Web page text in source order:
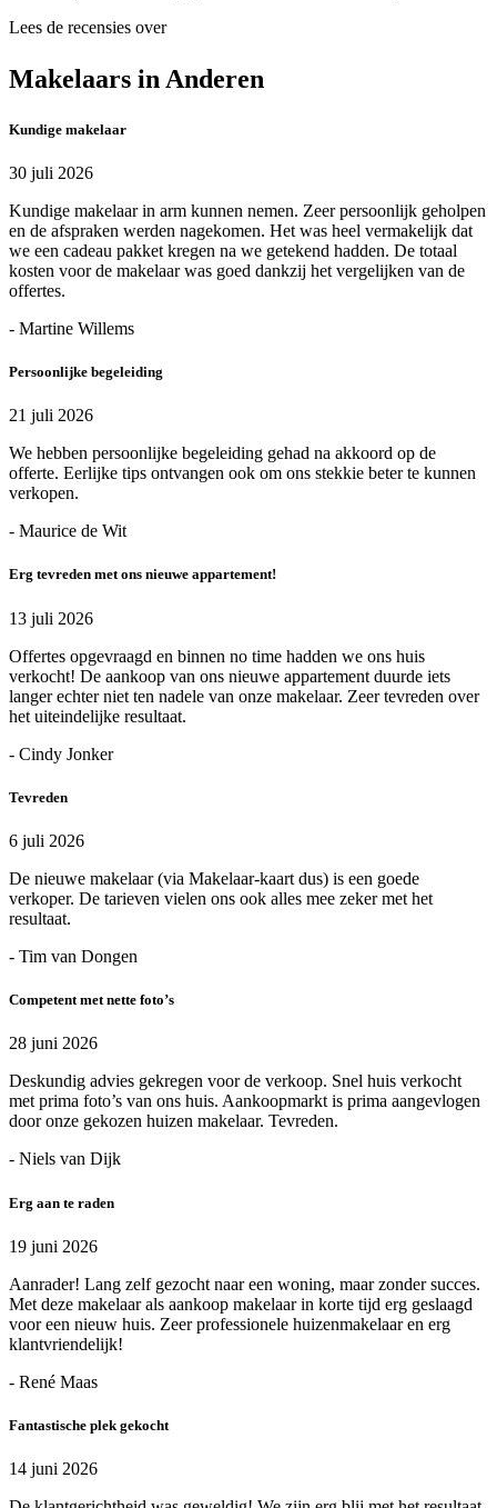
Lees de recensies over
Makelaars in Anderen
Kundige makelaar
30 juli 2026
Kundige makelaar in arm kunnen nemen. Zeer persoonlijk geholpen
en de afspraken werden nagekomen. Het was heel vermakelijk dat
we een cadeau pakket kregen na we getekend hadden. De totaal
kosten voor de makelaar was goed dankzij het vergelijken van de
offertes.
- Martine Willems
Persoonlijke begeleiding
21 juli 2026
We hebben persoonlijke begeleiding gehad na akkoord op de
offerte. Eerlijke tips ontvangen ook om ons stekkie beter te kunnen
verkopen.
- Maurice de Wit
Erg tevreden met ons nieuwe appartement!
13 juli 2026
Offertes opgevraagd en binnen no time hadden we ons huis
verkocht! De aankoop van ons nieuwe appartement duurde iets
langer echter niet ten nadele van onze makelaar. Zeer tevreden over
het uiteindelijke resultaat.
- Cindy Jonker
Tevreden
6 juli 2026
De nieuwe makelaar (via Makelaar-kaart dus) is een goede
verkoper. De tarieven vielen ons ook alles mee zeker met het
resultaat.
- Tim van Dongen
Competent met nette foto’s
28 juni 2026
Deskundig advies gekregen voor de verkoop. Snel huis verkocht
met prima foto’s van ons huis. Aankoopmarkt is prima aangevlogen
door onze gekozen huizen makelaar. Tevreden.
- Niels van Dijk
Erg aan te raden
19 juni 2026
Aanrader! Lang zelf gezocht naar een woning, maar zonder succes.
Met deze makelaar als aankoop makelaar in korte tijd erg geslaagd
voor een nieuw huis. Zeer professionele huizenmakelaar en erg
klantvriendelijk!
- René Maas
Fantastische plek gekocht
14 juni 2026